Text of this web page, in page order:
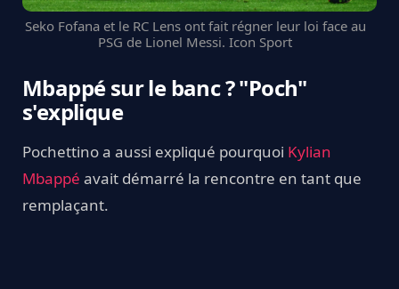
Seko Fofana et le RC Lens ont fait régner leur loi face au
PSG de Lionel Messi. Icon Sport
Mbappé sur le banc ? "Poch"
s'explique
Pochettino a aussi expliqué pourquoi Kylian
Mbappé avait démarré la rencontre en tant que
remplaçant.